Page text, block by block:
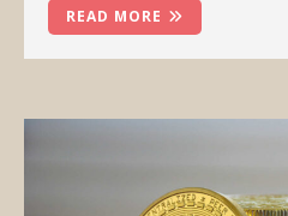
READ MORE